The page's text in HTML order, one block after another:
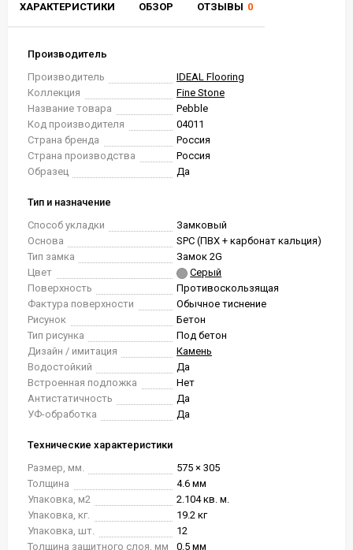
ХАРАКТЕРИСТИКИ ОБЗОР ОТЗЫВЫ 0
Производитель
Производитель
IDEAL Flooring
Коллекция
Fine Stone
Название товара
Pebble
Код производителя
04011
Страна бренда
Россия
Страна производства
Россия
Образец
Да
Тип и назначение
Способ укладки
Замковый
Основа
SPC (ПВХ + карбонат кальция)
Тип замка
Замок 2G
Цвет
Серый
Поверхность
Противоскользящая
Фактура поверхности
Обычное тиснение
Рисунок
Бетон
Тип рисунка
Под бетон
Дизайн / имитация
Камень
Водостойкий
Да
Встроенная подложка
Нет
Антистатичность
Да
УФ-обработка
Да
Технические характеристики
Размер, мм.
575 × 305
Толщина
4.6 мм
Упаковка, м2
2.104 кв. м.
Упаковка, кг.
19.2 кг
Упаковка, шт.
12
Толщина защитного слоя, мм
0.5 мм